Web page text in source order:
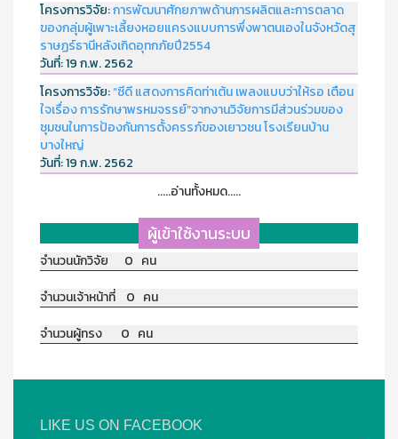
โครงการวิจัย:การพัฒนาศักยภาพด้านการผลิตและการตลาด
ของกลุ่มผู้เพาะเลี้ยงหอยแครงแบบการพึ่งพาตนเองในจังหวัดสุ
ราษฏร์ธานีหลังเกิดอุทกภัยปี2554
วันที่:19 ก.พ. 2562
โครงการวิจัย:“ซีดี แสดงการคิดท่าเต้น เพลงแบบว่าให้รอ เตือน
ใจเรื่อง การรักษาพรหมจรรย์”จากงานวิจัยการมีส่วนร่วมของ
ชุมชนในการป้องกันการตั้งครรภ์ของเยาวชน โรงเรียนบ้าน
บางใหญ่
วันที่:19 ก.พ. 2562
.....อ่านทั้งหมด.....
ผู้เข้าใช้งานระบบ
จำนวนนักวิจัย 0 คน
จำนวนเจ้าหน้าที่ 0 คน
จำนวนผู้ทรง 0 คน
LIKE US ON FACEBOOK